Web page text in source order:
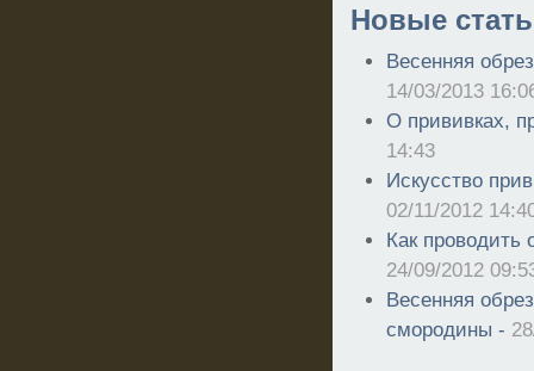
Новые
Весенняя
14/03/2013
О прививках,
14:43
Искусство
02/11/2012
Как проводить
24/09/2012
Весенняя
смородины -